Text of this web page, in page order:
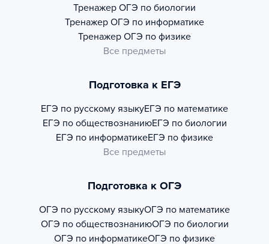
Тренажер ОГЭ по биологии
Тренажер ОГЭ по информатике
Тренажер ОГЭ по физике
Все предметы
Подготовка к ЕГЭ
ЕГЭ по русскому языкуЕГЭ по математике
ЕГЭ по обществознаниюЕГЭ по биологии
ЕГЭ по информатикеЕГЭ по физике
Все предметы
Подготовка к ОГЭ
ОГЭ по русскому языкуОГЭ по математике
ОГЭ по обществознаниюОГЭ по биологии
ОГЭ по информатикеОГЭ по физике